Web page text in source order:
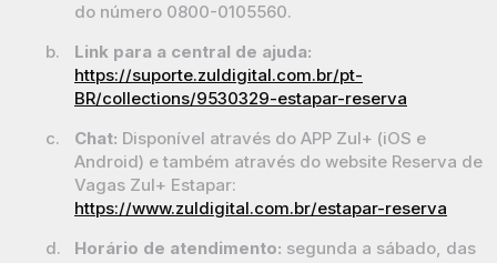
do número 0800-0105560.
b.
Link para a central de ajuda:
https://suporte.zuldigital.com.br/pt-
BR/collections/9530329-estapar-reserva
c.
Chat: Disponível através do APP Zul+ (iOS e
Android) e também através do website Reserva de
Vagas Zul+ Estapar:
https://www.zuldigital.com.br/estapar-reserva
d.
Horário de atendimento: segunda a sábado, das